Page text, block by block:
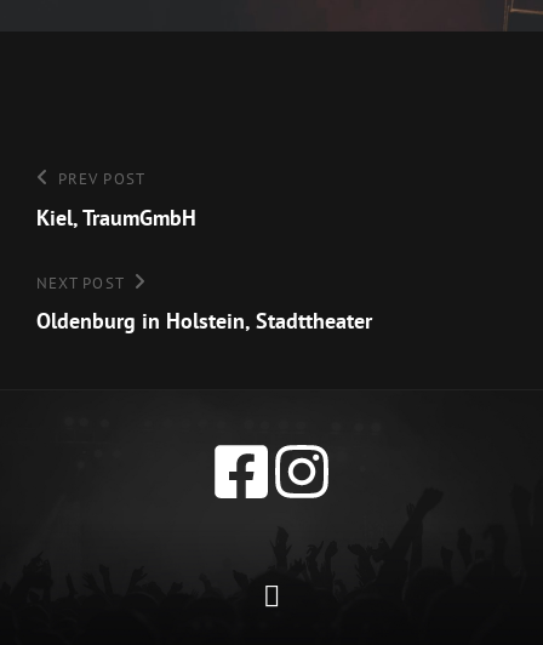
Beitragsnavigation
Previous
Post
PREV POST
Kiel, TraumGmbH
Next
Post
NEXT POST
Oldenburg in Holstein, Stadttheater